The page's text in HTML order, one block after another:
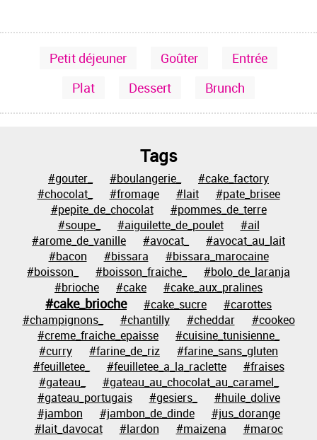
Petit déjeuner Goûter
Entrée
Plat
Dessert Brunch
Tags
#gouter_ #boulangerie_
#cake_factory
#chocolat_
#fromage #lait
#pate_brisee
#pepite_de_chocolat
#pommes_de_terre
#soupe_
#aiguilette_de_poulet
#ail
#arome_de_vanille
#avocat_
#avocat_au_lait
#bacon
#bissara
#bissara_marocaine
#boisson_
#boisson_fraiche_
#bolo_de_laranja
#brioche
#cake #cake_aux_pralines
#cake_brioche #cake_sucre
#carottes
#champignons_
#chantilly #cheddar
#cookeo
#creme_fraiche_epaisse
#cuisine_tunisienne_
#curry
#farine_de_riz
#farine_sans_gluten
#feuilletee_
#feuilletee_a_la_raclette
#fraises
#gateau_
#gateau_au_chocolat_au_caramel_
#gateau_portugais
#gesiers_
#huile_dolive
#jambon
#jambon_de_dinde
#jus_dorange
#lait_davocat
#lardon #maizena
#maroc